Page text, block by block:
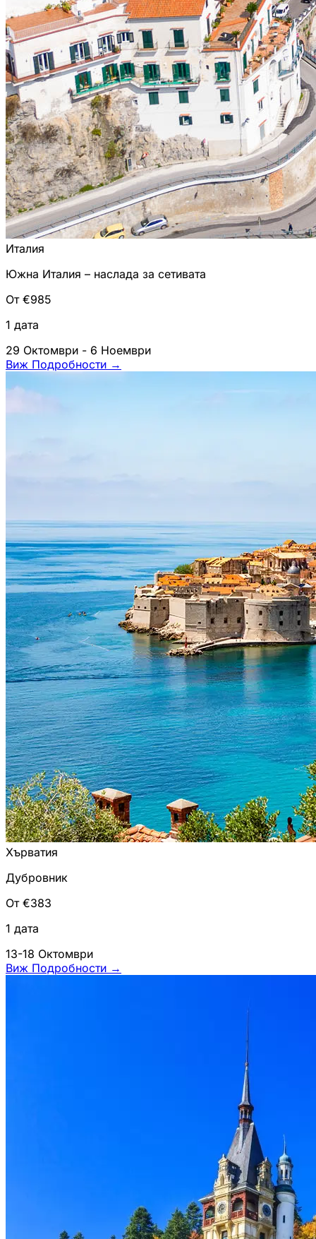
Италия
Южна Италия – наслада за сетивата
От €985
1 дата
29 Октомври - 6 Ноември
Виж Подробности →
Хърватия
Дубровник
От €383
1 дата
13-18 Октомври
Виж Подробности →